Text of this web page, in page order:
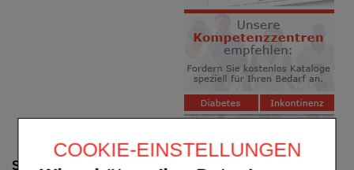
COOKIE-EINSTELLUNGEN
Suche verfeinern